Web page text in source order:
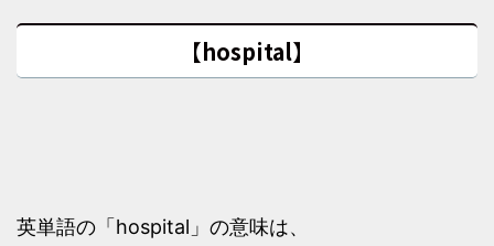
【hospital】
英単語の「hospital」の意味は、